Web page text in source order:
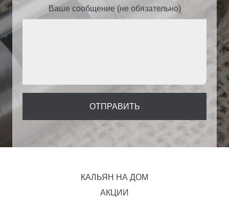
Ваше сообщение (не обязательно)
КАЛЬЯН НА ДОМ
АКЦИИ